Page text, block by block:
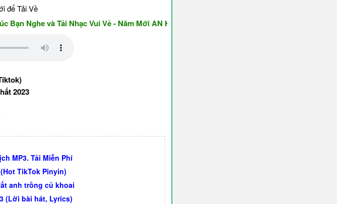
để Tải Về
và Tải Nhạc Vui Vẻ - Năm Mới AN KHANG & THỊNH VƯỢNG ♥♥♥
2023
MP3. Tải Miễn Phí
TikTok Pinyin)
anh trồng củ khoai
(Lời bài hát, Lyrics)